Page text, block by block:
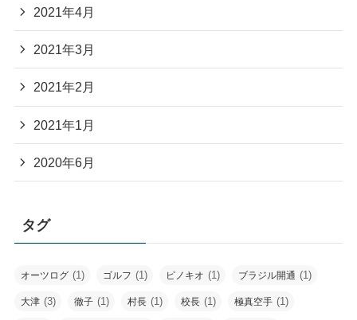
2021年4月
2021年3月
2021年2月
2021年1月
2020年6月
タグ
オーツログ (1) ゴルフ (1) ピノキオ (1) ブラジル開通 (1)
大津 (3) 徹子 (1) 村長 (1) 校長 (1) 極真空手 (1)